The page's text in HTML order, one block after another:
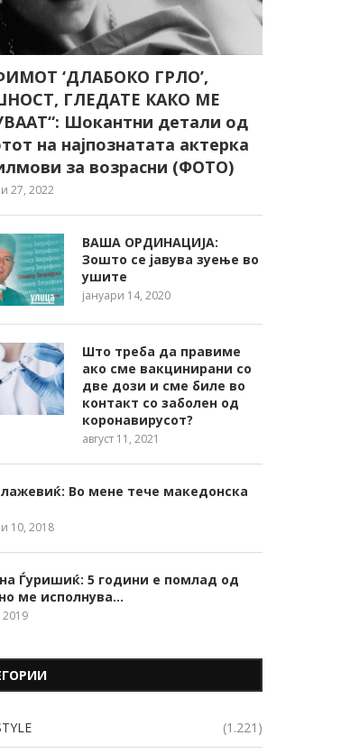
‘ДЛАБОКО ГРЛО’,
ГЛЕДАТЕ КАКО МЕ
Шокантни детали од
на најпознатата актерка
за возрасни (ФОТО)
27, 2022
ВАША ОРДИНАЦИЈА:
Зошто се јавува зуење во
ушите
јануари 14, 2020
Што треба да правиме
ако сме вакцинирани со
две дози и сме биле во
контакт со заболен од
коронавирусот?
август 11, 2021
Во мене тече македонска
10, 2018
Ѓуришиќ: 5 години е помлад од
ме исполнува…
2019
(1.221)